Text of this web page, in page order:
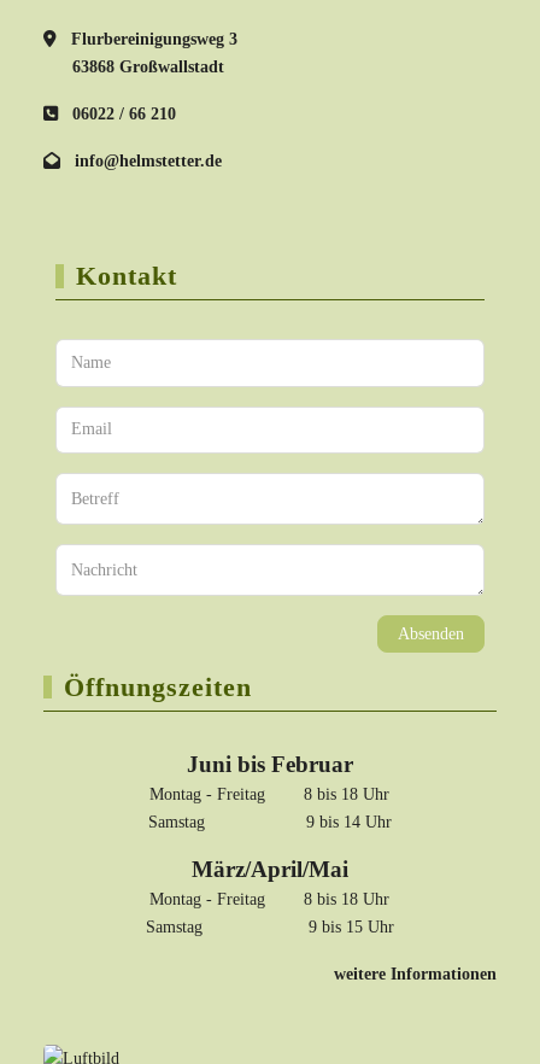
Flurbereinigungsweg 3
63868 Großwallstadt
06022 / 66 210
info@helmstetter.de
Kontakt
Absenden
Öffnungszeiten
Juni bis Februar
Montag - Freitag 8 bis 18 Uhr
Samstag 9 bis 14 Uhr
März/April/Mai
Montag - Freitag 8 bis 18 Uhr
Samstag 9 bis 15 Uhr
weitere Informationen